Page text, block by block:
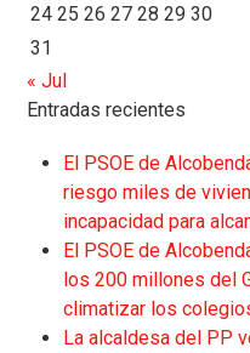
24 25 26 27 28 29 30
31
« Jul
Entradas recientes
El PSOE de
riesgo miles de
incapacidad para
El PSOE de
los 200 millones del
climatizar los
La alcaldesa del PP